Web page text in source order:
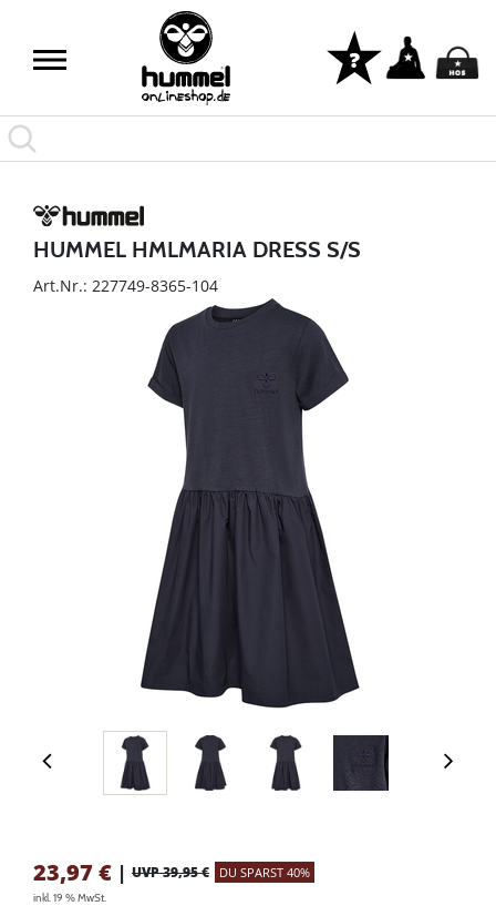
HUMMEL HMLMARIA DRESS S/S
Art.Nr.: 227749-8365-104
23,97 € | UVP 39,95 € DU SPARST 40%
inkl. 19 % MwSt.